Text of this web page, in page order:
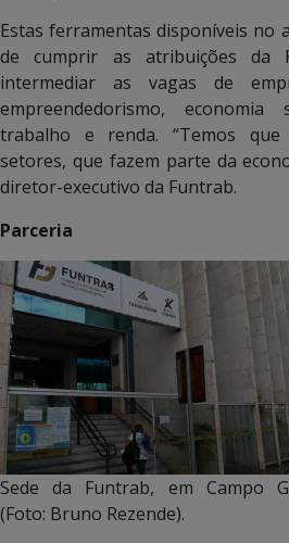
Estas ferramentas disponíveis no
de cumprir as atribuições da
intermediar as vagas de
empreendedorismo,
trabalho e renda. “Temos
setores, que fazem parte da
diretor-executivo da Funtrab.
Parceria
Sede da Funtrab, em Campo
(Foto: Bruno Rezende).